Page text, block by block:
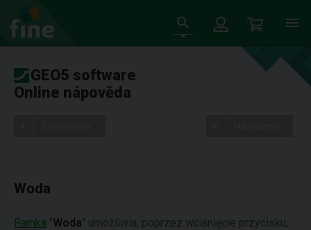
GEO5 software
Online nápověda
Woda
Ramka "Woda" umożliwia, poprzez wciśnięcie przycisku,